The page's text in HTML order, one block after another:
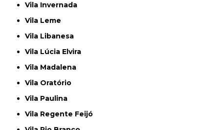
Vila Invernada
Vila Leme
Vila Libanesa
Vila Lúcia Elvira
Vila Madalena
Vila Oratório
Vila Paulina
Vila Regente Feijó